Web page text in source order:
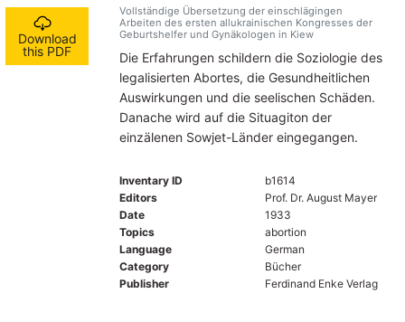
Download
this PDF
Vollständige Übersetzung der einschlägingen
Arbeiten des ersten allukrainischen Kongresses der
Geburtshelfer und Gynäkologen in Kiew
Die Erfahrungen schildern die Soziologie des
legalisierten Abortes, die Gesundheitlichen
Auswirkungen und die seelischen Schäden.
Danache wird auf die Situagiton der
einzälenen Sowjet-Länder eingegangen.
Inventary ID
b1614
Editors
Prof. Dr. August Mayer
Date
1933
Topics
abortion
Language
German
Category
Bücher
Publisher
Ferdinand Enke Verlag